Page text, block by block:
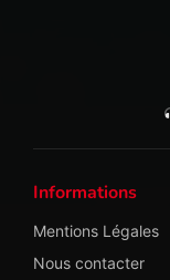
Informations
Mentions Légales
Nous contacter